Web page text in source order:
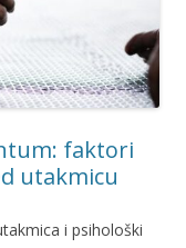
faktori
utakmicu
i psihološki